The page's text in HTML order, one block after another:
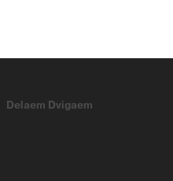
Delaem Dvigaem